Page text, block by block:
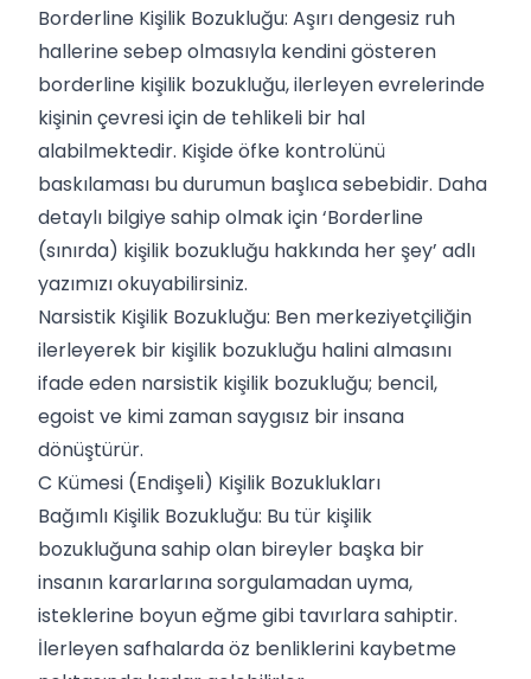
Borderline Kişilik Bozukluğu: Aşırı dengesiz ruh
hallerine sebep olmasıyla kendini gösteren
borderline kişilik bozukluğu, ilerleyen evrelerinde
kişinin çevresi için de tehlikeli bir hal
alabilmektedir. Kişide öfke kontrolünü
baskılaması bu durumun başlıca sebebidir. Daha
detaylı bilgiye sahip olmak için ‘Borderline
(sınırda) kişilik bozukluğu hakkında her şey’ adlı
yazımızı okuyabilirsiniz.
Narsistik Kişilik Bozukluğu: Ben merkeziyetçiliğin
ilerleyerek bir kişilik bozukluğu halini almasını
ifade eden narsistik kişilik bozukluğu; bencil,
egoist ve kimi zaman saygısız bir insana
dönüştürür.
C Kümesi (Endişeli) Kişilik Bozuklukları
Bağımlı Kişilik Bozukluğu: Bu tür kişilik
bozukluğuna sahip olan bireyler başka bir
insanın kararlarına sorgulamadan uyma,
isteklerine boyun eğme gibi tavırlara sahiptir.
İlerleyen safhalarda öz benliklerini kaybetme